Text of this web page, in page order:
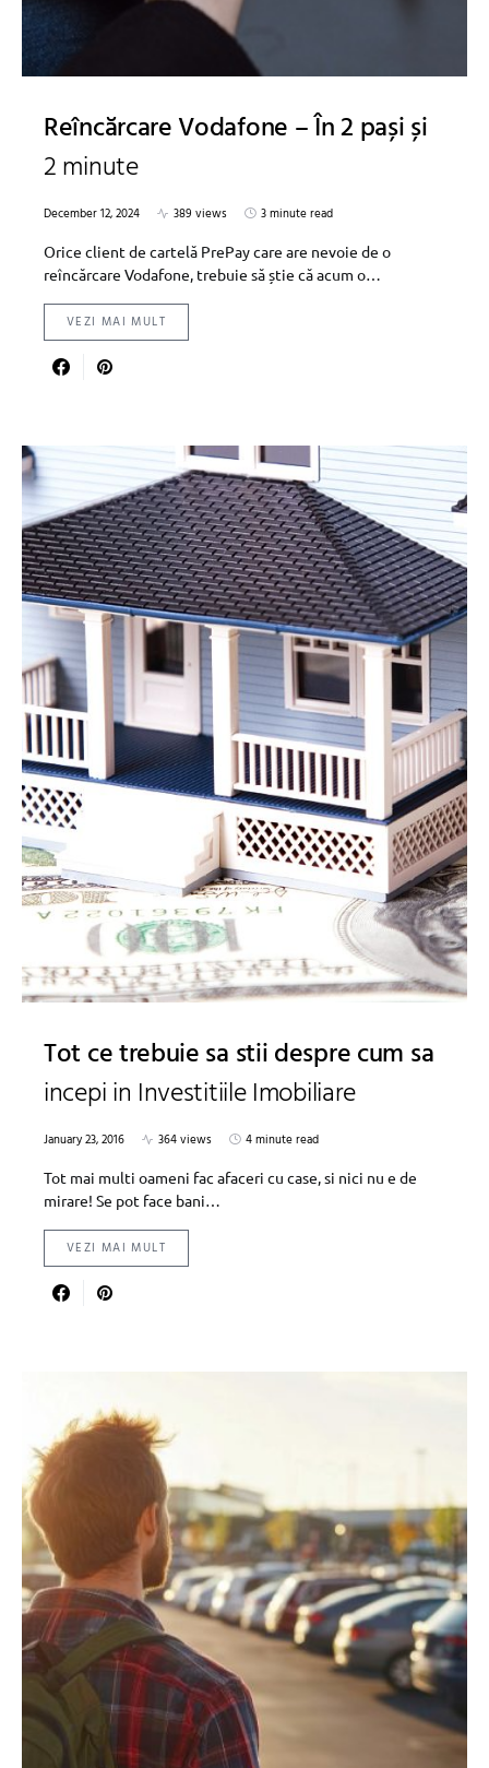
Reîncărcare Vodafone – În 2 pași și
2 minute
December 12, 2024 389 views
3 minute read
Orice client de cartelă PrePay care are nevoie de o
reîncărcare Vodafone, trebuie să știe că acum o…
VEZI MAI MULT
Tot ce trebuie sa stii despre cum sa
incepi in Investitiile Imobiliare
January 23, 2016 364 views
4 minute read
Tot mai multi oameni fac afaceri cu case, si nici nu e de
mirare! Se pot face bani…
VEZI MAI MULT